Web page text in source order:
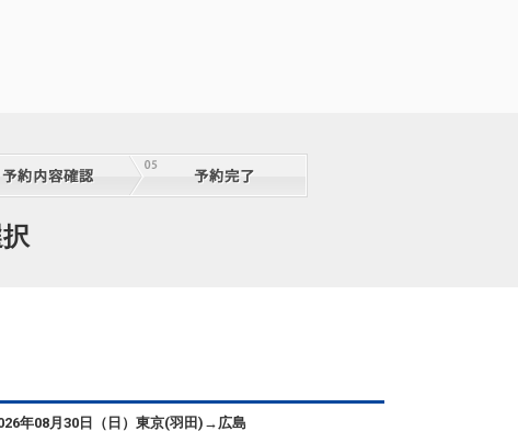
年08月30日（日） 東京(羽田) → 広島
253便
東京(羽田)
07:30
08:50
クラスJを利用する
257便
10:10
11:30